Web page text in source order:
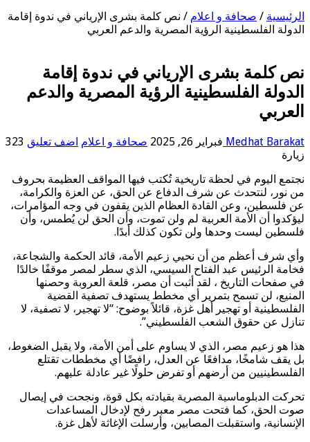
الرئيسية / صحافة و اعلام / نص كلمة بشرى الإرياني في ندوة إقامة
الدولة الفلسطينية الرؤية المصرية والدعم العربي
نص كلمة بشرى الإرياني في ندوة إقامة
الدولة الفلسطينية الرؤية المصرية والدعم
العربي
Medhat Barakat فبراير 26, 2025 صحافة و اعلام اضف تعليق 323
زيارة
نجتمع اليوم في لحظة تاريخية تُكتب فيها المواقف العظيمة بحروف
من نور، لنتحدث عن شرف الدفاع عن الحق، عن العزة والكرامة،
عن فلسطين، وعن القادة العظام الذين يقفون في وجه المؤامرات،
ليؤكدوا أن الأمة العربية لم ولن تموت، وأن الحق لن يُطمس، وأن
فلسطين ليست وحدها ولن تكون كذلك أبدًا.
وأي شرف أعظم من أن نحيي زعيم الأمة، قائد الحكمة والشجاعة،
فخامة الرئيس عبد الفتاح السيسي، الذي سطر لمصر موقفًا خالدًا
في صفحات التاريخ ، لقد أثبت أن مصر، قلعة العروبة وحصنها
المنيع، لن تسمح بتمرير أي مخطط يستهدف تصفية القضية
الفلسطينية أو تهجير أهل غزة، قائلاً بوضوح: “لا تهجير، لا تصفية، لا
تنازل عن حقوق الشعب الفلسطيني”.
هذا هو زعيم مصر، الذي لا يساوم على أمن الأمة، ولا يقبل الضغوط،
بل يقف شامخًا، مدافعًا عن العدل، رافضًا أي مخططات تقتلع
الفلسطينيين من أرضهم أو تفرض حلولًا غير عادلة عليهم.
تحركت الدبلوماسية المصرية بقيادته بكل قوة، ونجحت في إيصال
صوت الحق، كما فتحت مصر معبر رفح لإدخال المساعدات
الإنسانية، واستقبلت المصابين، وأرسلت الإغاثة لأهل غزة.